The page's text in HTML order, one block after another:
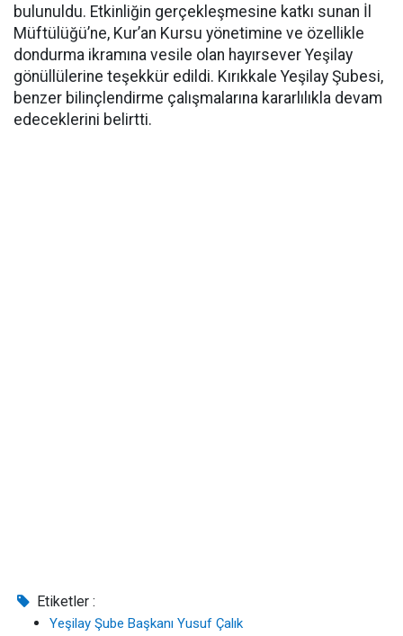
bulunuldu. Etkinliğin gerçekleşmesine katkı sunan İl
Müftülüğü’ne, Kur’an Kursu yönetimine ve özellikle
dondurma ikramına vesile olan hayırsever Yeşilay
gönüllülerine teşekkür edildi. Kırıkkale Yeşilay Şubesi,
benzer bilinçlendirme çalışmalarına kararlılıkla devam
edeceklerini belirtti.
Etiketler :
Yeşilay Şube Başkanı Yusuf Çalık